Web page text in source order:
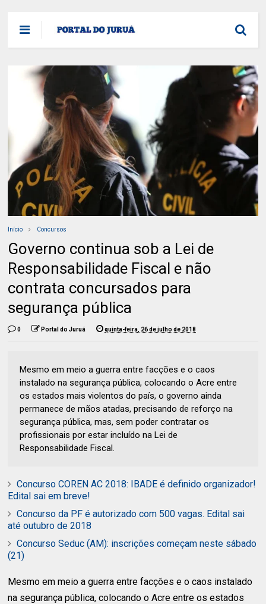
Início Concursos
Governo continua sob a Lei de
Responsabilidade Fiscal e não
contrata concursados para
segurança pública
0 Portal do Juruá quinta-feira, 26 de julho de 2018
Mesmo em meio a guerra entre facções e o caos
instalado na segurança pública, colocando o Acre entre
os estados mais violentos do país, o governo ainda
permanece de mãos atadas, precisando de reforço na
segurança pública, mas, sem poder contratar os
profissionais por estar incluído na Lei de
Responsabilidade Fiscal.
Concurso COREN AC 2018: IBADE é definido organizador!
Edital sai em breve!
Concurso da PF é autorizado com 500 vagas. Edital sai
até outubro de 2018
Concurso Seduc (AM): inscrições começam neste sábado
(21)
Mesmo em meio a guerra entre facções e o caos instalado
na segurança pública, colocando o Acre entre os estados